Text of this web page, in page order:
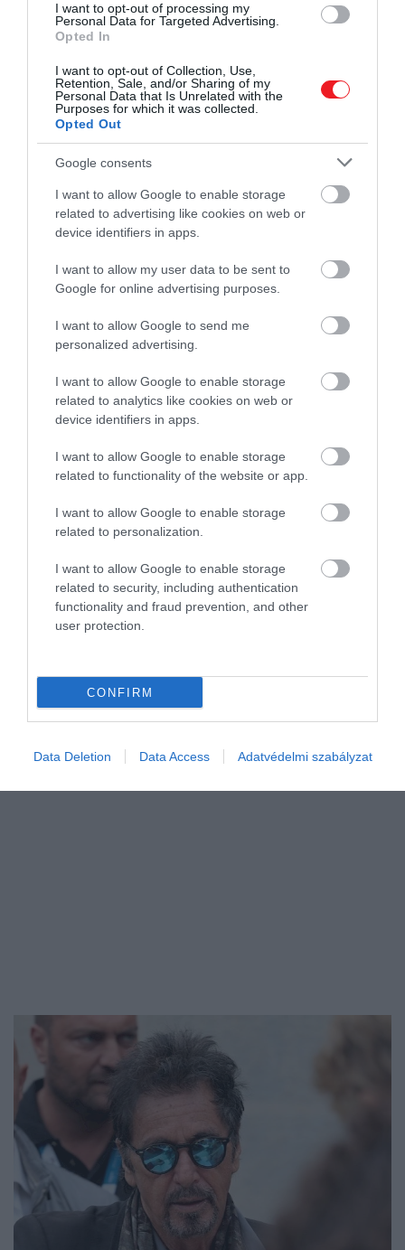
I want to opt-out of processing my
Personal Data for Targeted Advertising.
Opted In
I want to opt-out of Collection, Use,
Retention, Sale, and/or Sharing of my
Personal Data that Is Unrelated with the
Purposes for which it was collected.
Opted Out
Google consents
I want to allow Google to enable storage
related to advertising like cookies on web or
device identifiers in apps.
I want to allow my user data to be sent to
Google for online advertising purposes.
I want to allow Google to send me
personalized advertising.
I want to allow Google to enable storage
related to analytics like cookies on web or
device identifiers in apps.
I want to allow Google to enable storage
related to functionality of the website or app.
I want to allow Google to enable storage
related to personalization.
I want to allow Google to enable storage
related to security, including authentication
functionality and fraud prevention, and other
user protection.
CONFIRM
Data Deletion Data Access Adatvédelmi szabályzat
Hollywood előszeretettel dolgozza fel újra
és újra ugyanazokat a történeteket, így
megszámlálhatatlanul sok filmből készült
már újabb verzió. Gyakori jelenség, hogy
ezek alacsonyabb színvonalúak az
eredetinél, ám létezik jó pár üdítő kivétel:
2025. JANUÁR 15. ● HAMU ÉS GYÉMÁNT
4 filmfeldolgozás, ami sokkal
jobban sikerült az eredetinél
HAMU ÉS GYÉMÁNT